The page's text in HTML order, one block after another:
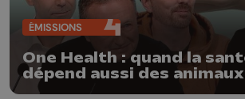
ÉMISSIONS
One Health : quand la
dépend aussi des
planète